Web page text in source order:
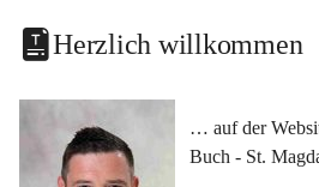
Herzlich willkommen
… auf der
Buch - St.